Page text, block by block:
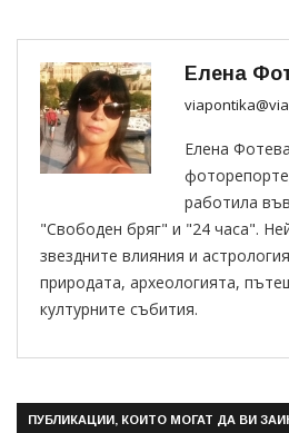
Елена
Елена
работила
"Свободен бряг" и "24 часа".
звездните влияния и
природата, археологията,
културните събития.
ПУБЛИКАЦИИ, КОИТО МОГАТ ДА ВИ